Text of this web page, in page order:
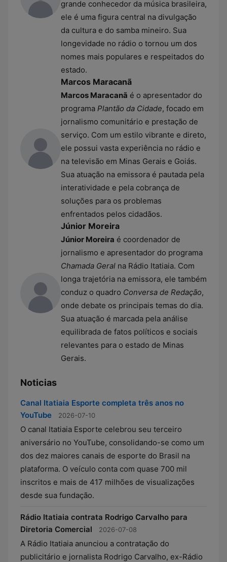
grande conhecedor da música brasileira,
ele é uma figura central na divulgação
da cultura e do samba mineiro. Sua
longevidade no rádio o tornou um dos
nomes mais populares e respeitados do
estado.
Marcos Maracanã
Marcos Maracanã é o apresentador do
programa Plantão da Cidade, focado em
jornalismo comunitário e prestação de
serviço. Com um estilo vibrante e direto,
ele possui vasta experiência no rádio e
na televisão em Minas Gerais e Goiás.
Sua atuação na emissora é pautada pela
interatividade e pela cobrança de
soluções para os problemas
enfrentados pelos cidadãos.
Júnior Moreira
Júnior Moreira é coordenador de
jornalismo e apresentador do programa
Chamada Geral na Rádio Itatiaia. Com
longa trajetória na emissora, ele também
conduz o quadro Conversa de Redação,
onde debate os principais temas do dia.
Sua atuação é marcada pela análise
equilibrada de fatos políticos e sociais
relevantes para o estado de Minas
Gerais.
Noticias
Canal Itatiaia Esporte completa três anos no
YouTube
2026-07-10
O canal Itatiaia Esporte celebrou seu terceiro
aniversário no YouTube, consolidando-se como um
dos dez maiores canais de esporte do Brasil na
plataforma. O veículo conta com quase 700 mil
inscritos e mais de 417 milhões de visualizações
desde sua fundação.
Rádio Itatiaia contrata Rodrigo Carvalho para
Diretoria Comercial
2026-07-08
A Rádio Itatiaia anunciou a contratação do
publicitário e jornalista Rodrigo Carvalho, ex-Rádio